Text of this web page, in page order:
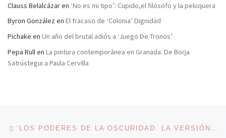
Clauss Belalcázaren ‘No es mi tipo’: Cupido,el filósofo y la peluquera
Byron González en El fracaso de ‘Colonia’ Dignidad
Pichake en Un año del brutal adiós a ‘Juego De Tronos’
Pepa Rullen La pintura contemporánea en Granada: De Borja
Satrústegui a Paula Cervilla
Navegación de entradas ‘LOS PODERES DE LA OSCURIDAD. LA VERSIÓN PERDIDA DE DRÁCULA’ DE BRAM STOKER Y VALDIMAR ÁSMUNDSSON